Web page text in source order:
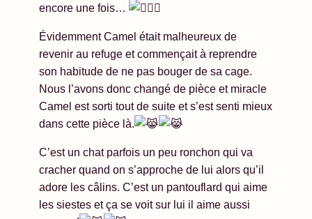
encore une fois…
Évidemment Camel était malheureux de
revenir au refuge et commençait à reprendre
son habitude de ne pas bouger de sa cage.
Nous l’avons donc changé de pièce et miracle
Camel est sorti tout de suite et s’est senti mieux
dans cette pièce là.
C’est un chat parfois un peu ronchon qui va
cracher quand on s’approche de lui alors qu’il
adore les câlins. C’est un pantouflard qui aime
les siestes et ça se voit sur lui il aime aussi